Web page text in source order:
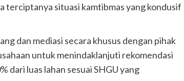
terciptanya situasi kamtibmas yang kondusif
dan mediasi secara khusus dengan pihak
untuk menindaklanjuti rekomendasi
dari luas lahan sesuai SHGU yang